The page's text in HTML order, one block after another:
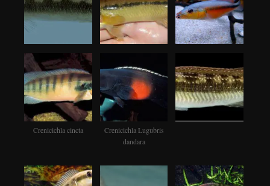
Crenicichla cincta
Crenicichla Lugubris
dandara